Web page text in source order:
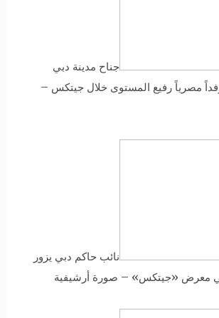
جناح مدينة دبي
مصرياً رفيع المستوى خلال جيتكس –
نائب حاكم دبي يزور
معرض «جيتكس» – صورة أرشيفية